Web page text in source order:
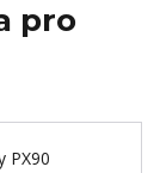
pro